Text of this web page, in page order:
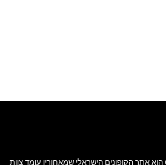
קופונים Couponim הוא אתר הקופונים הישראלי שמאחוריו עומד צוות